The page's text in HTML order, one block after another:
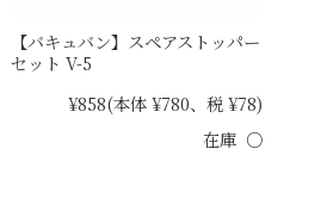
【バキュバン】スペアストッパー
セット V-5
¥858(本体 ¥780、税 ¥78)
在庫 ○